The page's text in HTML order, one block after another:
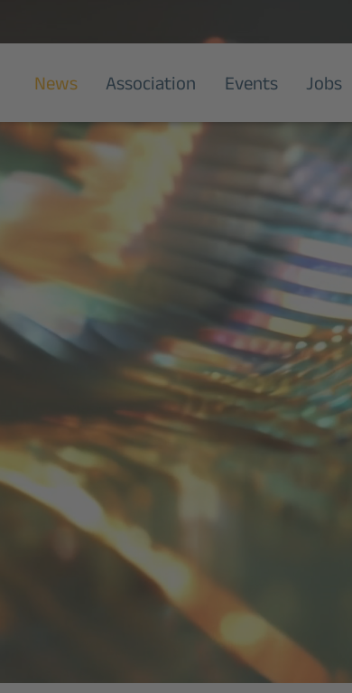
News Association Events Jobs